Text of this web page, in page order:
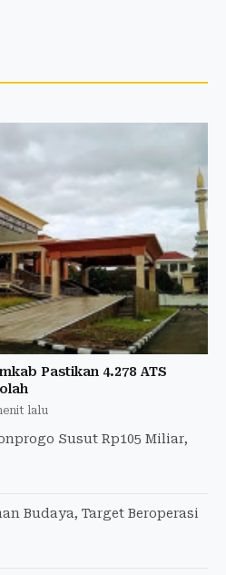
Pastikan 4.278 ATS
lalu
Susut Rp105 Miliar,
Budaya, Target Beroperasi